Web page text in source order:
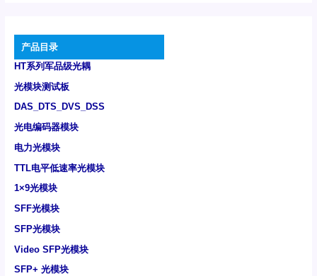
产品目录
HT系列军品级光耦
光模块测试板
DAS_DTS_DVS_DSS
光电编码器模块
电力光模块
TTL电平低速率光模块
1×9光模块
SFF光模块
SFP光模块
Video SFP光模块
SFP+ 光模块